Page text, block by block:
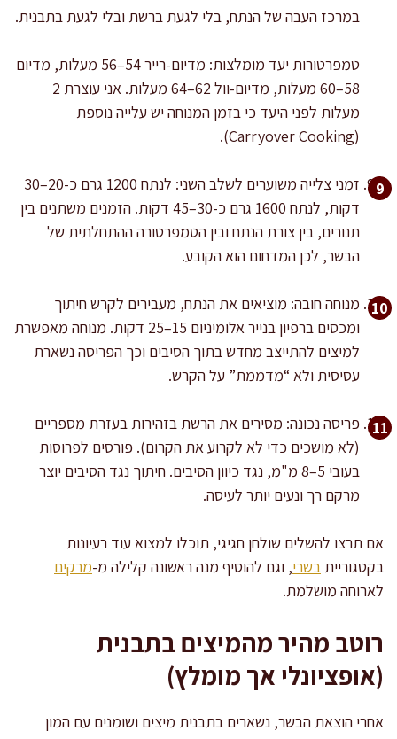
במרכז העבה של הנתח, בלי לגעת ברשת ובלי לגעת בתבנית.
טמפרטורות יעד מומלצות: מדיום-רייר 54–56 מעלות, מדיום
58–60 מעלות, מדיום-וול 62–64 מעלות. אני עוצרת 2
מעלות לפני היעד כי בזמן המנוחה יש עלייה נוספת
(Carryover Cooking).
זמני צלייה משוערים לשלב השני: לנתח 1200 גרם כ-20–30
דקות, לנתח 1600 גרם כ-30–45 דקות. הזמנים משתנים בין
תנורים, בין צורת הנתח ובין הטמפרטורה ההתחלתית של
הבשר, לכן המדחום הוא הקובע.
מנוחה חובה: מוציאים את הנתח, מעבירים לקרש חיתוך
ומכסים ברפיון בנייר אלומיניום 15–25 דקות. מנוחה מאפשרת
למיצים להתייצב מחדש בתוך הסיבים וכך הפריסה נשארת
עסיסית ולא “מדממת” על הקרש.
פריסה נכונה: מסירים את הרשת בזהירות בעזרת מספריים
(לא מושכים כדי לא לקרוע את הקרום). פורסים לפרוסות
בעובי 5–8 מ"מ, נגד כיוון הסיבים. חיתוך נגד הסיבים יוצר
מרקם רך ונעים יותר לעיסה.
אם תרצו להשלים שולחן חגיגי, תוכלו למצוא עוד רעיונות
בקטגוריית בשרי, וגם להוסיף מנה ראשונה קלילה מ-מרקים
לארוחה מושלמת.
רוטב מהיר מהמיצים בתבנית
(אופציונלי אך מומלץ)
אחרי הוצאת הבשר, נשארים בתבנית מיצים ושומנים עם המון